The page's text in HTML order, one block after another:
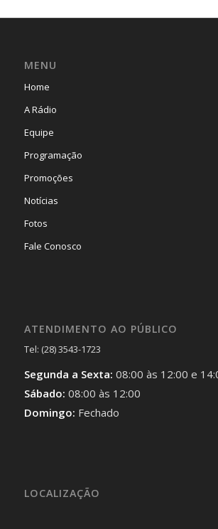
MENU
Home
A Rádio
Equipe
Programação
Promoções
Notícias
Fotos
Fale Conosco
ATENDIMENTO AO PÚBLICO
Tel: (28) 3543-1723
Segunda a Sexta: 08:00 às 12:00 e
Sábado: 08:00 às 12:00
Domingo: Fechado
LOCALIZAÇÃO